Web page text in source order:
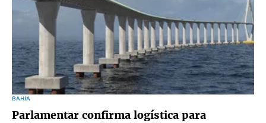
BAHIA
Parlamentar confirma logística para